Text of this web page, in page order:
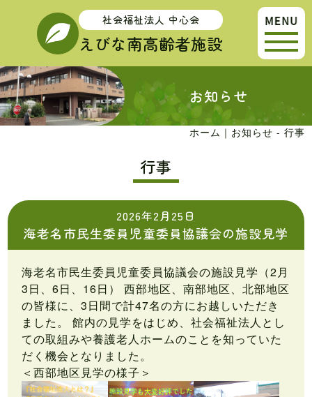
社会福祉法人 中心会
えびな南高齢者施設
toggle
お知らせ
ホーム ｜お知らせ - 行事
行事
2026年2月25日
海老名市民生委員児童委員協議会の施設見学
海老名市民生委員児童委員協議会の施設見学（2月
3日、6日、16日） 西部地区、南部地区、北部地区
の皆様に、3日間で計47名の方にお越しいただき
ました。 館内の見学をはじめ、社会福祉法人とし
ての取組みや養護老人ホームのことを知っていた
だく機会となりました。
＜西部地区見学の様子＞